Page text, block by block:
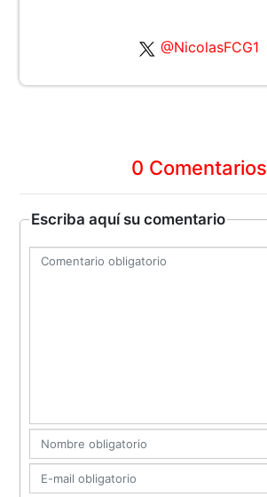
@NicolasFCG1
0 Comentarios
Escriba aquí su comentario